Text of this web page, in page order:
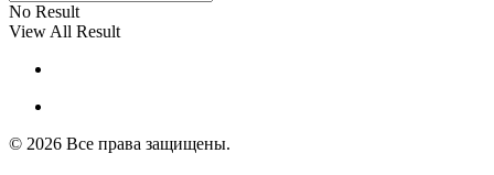
No Result
View All Result
© 2026 Все права защищены.